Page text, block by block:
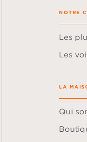
NOTRE
Les
Les
LA
Qui